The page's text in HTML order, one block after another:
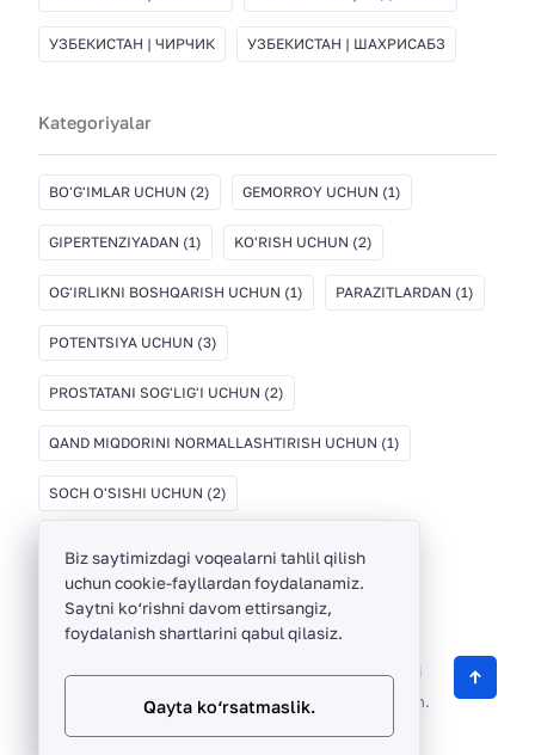
УЗБЕКИСТАН | ЧИРЧИК УЗБЕКИСТАН | ШАХРИСАБЗ
Kategoriyalar
BO'G'IMLAR UCHUN (2) GEMORROY UCHUN (1)
GIPERTENZIYADAN (1) KO'RISH UCHUN (2)
OG'IRLIKNI BOSHQARISH UCHUN (1) PARAZITLARDAN (1)
POTENTSIYA UCHUN (3)
PROSTATANI SOG'LIG'I UCHUN (2)
QAND MIQDORINI NORMALLASHTIRISH UCHUN (1)
SOCH O'SISHI UCHUN (2)
ThinkBayTech © 2012 -2026
O‘zbekistonda sifatli
biologik faol qo‘shimchalarni sotuvchi onlayn do‘kon.
Biz saytimizdagi voqealarni tahlil qilish
uchun cookie-fayllardan foydalanamiz.
Saytni ko‘rishni davom ettirsangiz,
foydalanish shartlarini qabul qilasiz.
Qayta ko‘rsatmaslik.